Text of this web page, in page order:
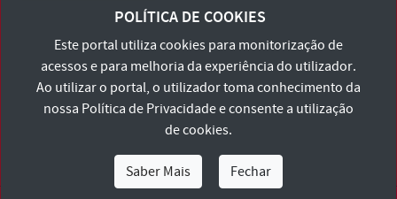
Consulte os Termos e Condições e Política de Privacidade
Declaração de Acessibilidade
POLÍTICA DE COOKIES
Este portal utiliza cookies para monitorização de
acessos e para melhoria da experiência do utilizador.
Ao utilizar o portal, o utilizador toma conhecimento da
nossa Política de Privacidadee consente a utilização
de cookies.
Saber Mais Fechar